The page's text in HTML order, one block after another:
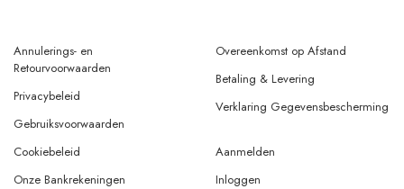
Annulerings- en
Retourvoorwaarden
Privacybeleid
Gebruiksvoorwaarden
Overeenkomst op Afstand
Betaling & Levering
Verklaring Gegevensbescherming
Cookiebeleid
Onze Bankrekeningen
Aanmelden
Inloggen